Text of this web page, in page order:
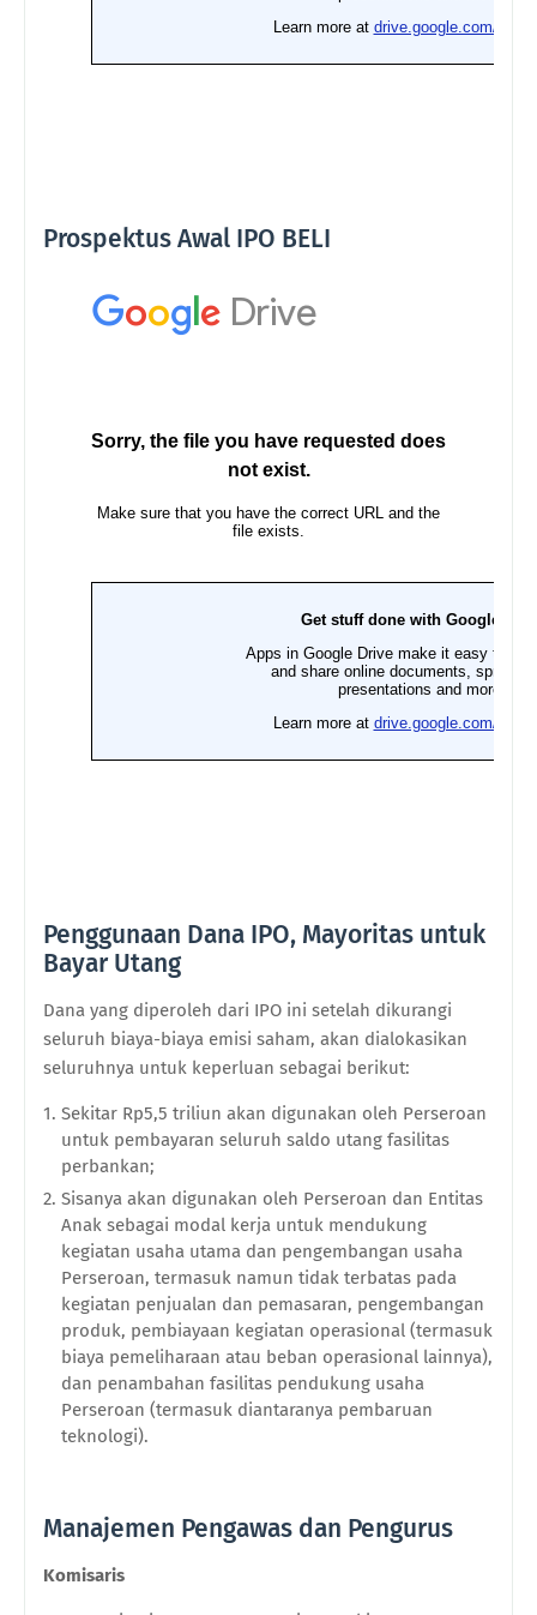
Prospektus Awal IPO BELI
Penggunaan Dana IPO, Mayoritas untuk
Bayar Utang
Dana yang diperoleh dari IPO ini setelah dikurangi
seluruh biaya-biaya emisi saham, akan dialokasikan
seluruhnya untuk keperluan sebagai berikut:
Sekitar Rp5,5 triliun akan digunakan oleh Perseroan
untuk pembayaran seluruh saldo utang fasilitas
perbankan;
Sisanya akan digunakan oleh Perseroan dan Entitas
Anak sebagai modal kerja untuk mendukung
kegiatan usaha utama dan pengembangan usaha
Perseroan, termasuk namun tidak terbatas pada
kegiatan penjualan dan pemasaran, pengembangan
produk, pembiayaan kegiatan operasional (termasuk
biaya pemeliharaan atau beban operasional lainnya),
dan penambahan fasilitas pendukung usaha
Perseroan (termasuk diantaranya pembaruan
teknologi).
Manajemen Pengawas dan Pengurus
Komisaris